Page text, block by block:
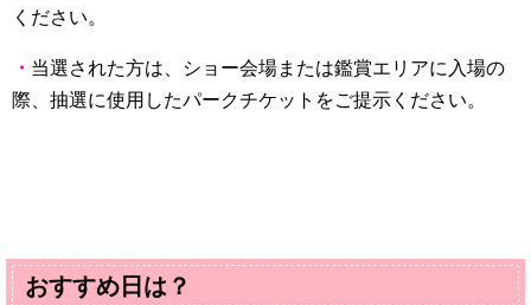
ください。
・ 当選された方は、ショー会場または鑑賞エリアに入場の
際、抽選に使用したパークチケットをご提示ください。
おすすめ日は？